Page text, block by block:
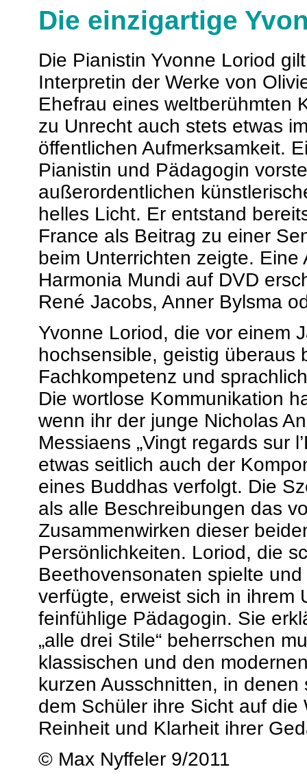
Die einzigartige
Die Pianistin Yvonne Loriod
Interpretin der Werke von
Ehefrau eines weltberühmten
zu Unrecht auch stets etwas
öffentlichen Aufmerksamkeit.
Pianistin und Pädagogin
außerordentlichen
helles Licht. Er entstand
France als Beitrag zu einer
beim Unterrichten zeigte.
Harmonia Mundi auf DVD
René Jacobs, Anner Bylsma
Yvonne Loriod, die vor einem
hochsensible, geistig überaus
Fachkompetenz und
Die wortlose Kommunikation
wenn ihr der junge Nicholas
Messiaens „Vingt regards sur
etwas seitlich auch der
eines Buddhas verfolgt. Die
als alle Beschreibungen das
Zusammenwirken dieser
Persönlichkeiten. Loriod, die
Beethovensonaten spielte
verfügte, erweist sich in ihrem
feinfühlige Pädagogin. Sie
„alle drei Stile“ beherrschen
klassischen und den
kurzen Ausschnitten, in
dem Schüler ihre Sicht auf
Reinheit und Klarheit ihrer
© Max Nyffeler 9/2011